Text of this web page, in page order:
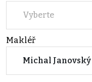
Vyberte
Makléř
Michal